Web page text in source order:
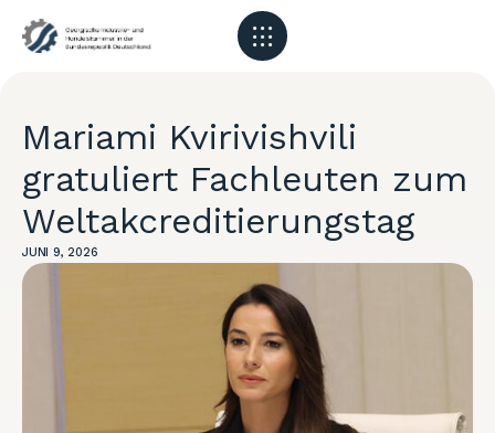
Mariami Kvirivishvili
gratuliert Fachleuten zum
Weltakcreditierungstag
JUNI 9, 2026